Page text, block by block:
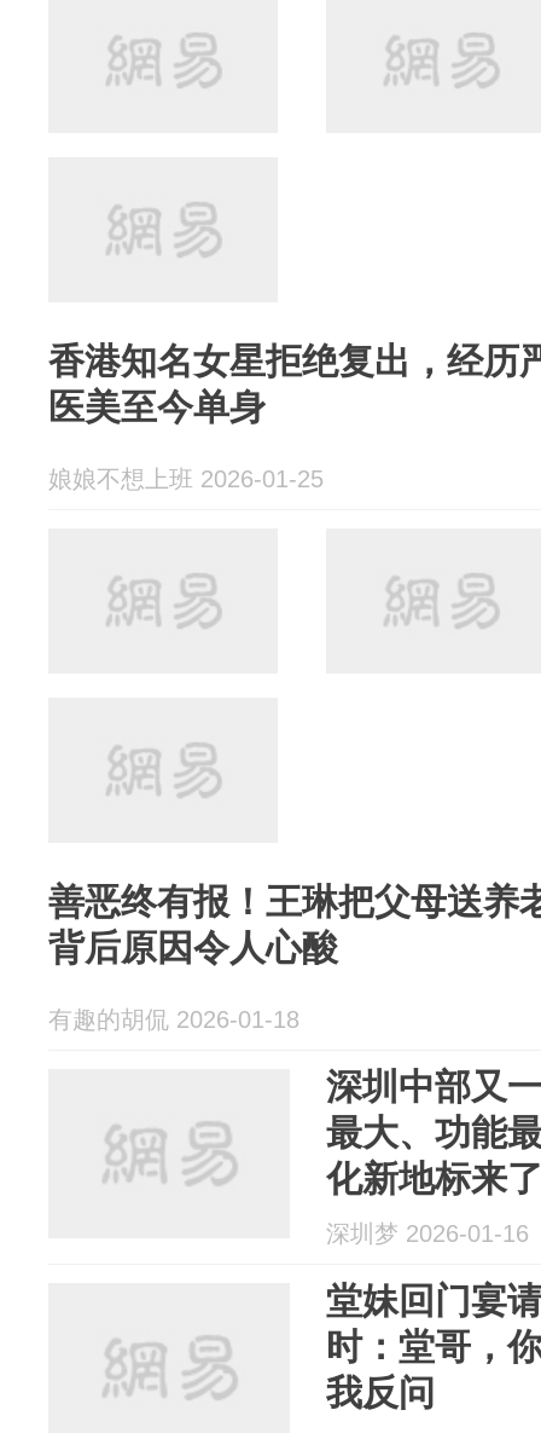
香港知名女星拒绝复出，经历
医美至今单身
娘娘不想上班 2026-01-25
善恶终有报！王琳把父母送养
背后原因令人心酸
有趣的胡侃 2026-01-18
深圳中部又
最大、功能
化新地标来
深圳梦 2026-01-16
堂妹回门宴
时：堂哥，
我反问